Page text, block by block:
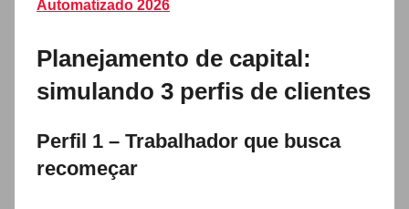
Automatizado 2026
Planejamento de capital:
simulando 3 perfis de clientes
Perfil 1 – Trabalhador que busca
recomeçar